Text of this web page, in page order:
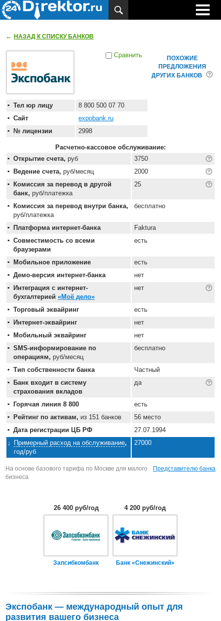
← НАЗАД К СПИСКУ БАНКОВ
Сравнить
Тел юр лицу
8 800 500 07 70
Сайт
expobank.ru
№ лицензии
2998
Расчетно-кассовое обслуживание:
Открытие счета, руб
3750
Ведение счета, руб/месяц
2000
Комиссия за перевод в другой
банк, руб/платежка
25
Комиссия за перевод внутри банка,
руб/платежка
бесплатно
Платформа интернет-банка
Faktura
Совместимость со всеми
браузерами
есть
Мобильное приложение
есть
Демо-версия интернет-банка
нет
Интеграция с интернет-
бухгалтерией «Моё дело»
нет
Торговый эквайринг
есть
Интернет-эквайринг
нет
Мобильный эквайринг
нет
SMS-информирование по
операциям, руб/месяц
бесплатно
Тип собственности банка
Частный
Банк входит в систему
страхования вкладов
да
Горячая линия 8 800
есть
Рейтинг по активам, из 151 банков
56 место
Дата регистрации ЦБ РФ
27.07.1994
Примерный расход на обслуживание,
год/руб
27000
На основе базового тарифа по Москве для малого
бизнеса
Представителю банка
ПОХОЖИЕ
ПРЕДЛОЖЕНИЯ
ДРУГИХ БАНКОВ
26 400 руб/год
Запсибкомбанк
4 200 руб/год
Банк «Снежинский»
Экспобанк — международный опыт для
развития вашего бизнеса